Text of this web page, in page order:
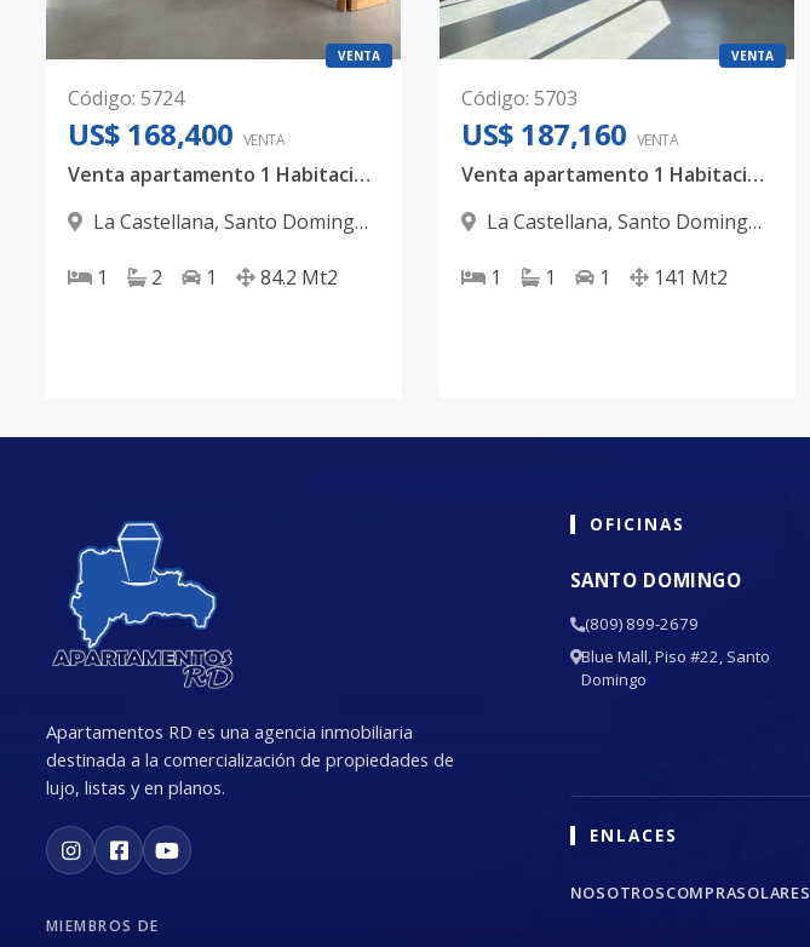
VENTA
Código: 5724
US$ 168,400 VENTA
Venta apartamento 1 Habitación US$168,400 - La Castellana
La Castellana, Santo Domingo
1
2 1 84.2 Mt2
VENTA
Código: 5703
US$ 187,160 VENTA
Venta apartamento 1 Habitación + Terraza US$187,160 - La Castellana
La Castellana, Santo Domingo
1
1 1 141 Mt2
Apartamentos RD es una agencia inmobiliaria
destinada a la comercialización de propiedades de
lujo, listas y en planos.
MIEMBROS DE
OFICINAS
SANTO DOMINGO
(809) 899-2679
Blue Mall, Piso #22, Santo
Domingo
ENLACES
NOSOTROSCOMPRASOLARES